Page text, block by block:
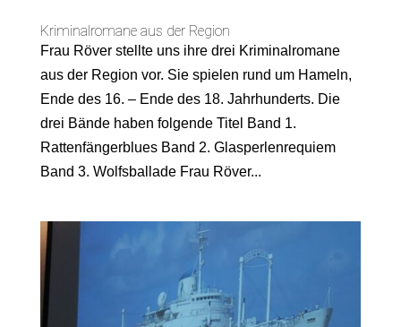
Kriminalromane aus der Region
Frau Röver stellte uns ihre drei Kriminalromane
aus der Region vor. Sie spielen rund um Hameln,
Ende des 16. – Ende des 18. Jahrhunderts. Die
drei Bände haben folgende Titel Band 1.
Rattenfängerblues Band 2. Glasperlenrequiem
Band 3. Wolfsballade Frau Röver...